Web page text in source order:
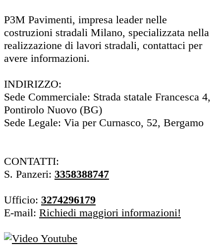
P3M Pavimenti, impresa leader nelle
costruzioni stradali Milano, specializzata nella
realizzazione di lavori stradali, contattaci per
avere informazioni.
INDIRIZZO:
Sede Commerciale: Strada statale Francesca 4,
Pontirolo Nuovo (BG)
Sede Legale: Via per Curnasco, 52, Bergamo
CONTATTI:
S. Panzeri: 3358388747
Ufficio: 3274296179
E-mail: Richiedi maggiori informazioni!